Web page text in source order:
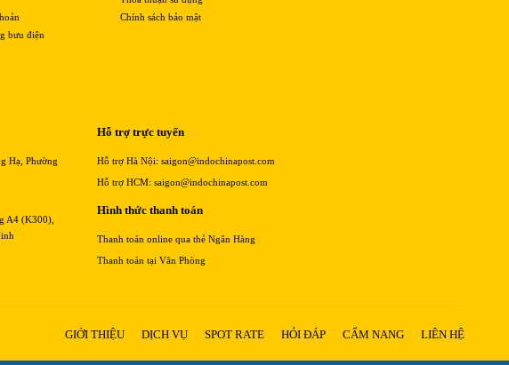
bưu điện
Chính sách bảo mật
Hạ, Phường
A4 (K300),
Hỗ trợ trực tuyến
Hỗ trợ Hà Nội: saigon@indochinapost.com
Hỗ trợ HCM: saigon@indochinapost.com
Hình thức thanh toán
Thanh toán online qua thẻ Ngân Hàng
Thanh toán tại Văn Phòng
GIỚI THIỆU DỊCH VỤ SPOT RATE HỎI ĐÁP CẨM NANG LIÊN HỆ